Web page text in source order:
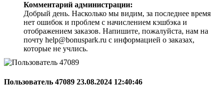
Комментарий администрации:
Добрый день. Насколько мы видим, за последнее время
нет ошибок и проблем с начислением кэшбэка и
отображением заказов. Напишите, пожалуйста, нам на
почту help@bonuspark.ru с информацией о заказах,
которые не учлись.
Пользователь 47089 23.08.2024 12:40:46